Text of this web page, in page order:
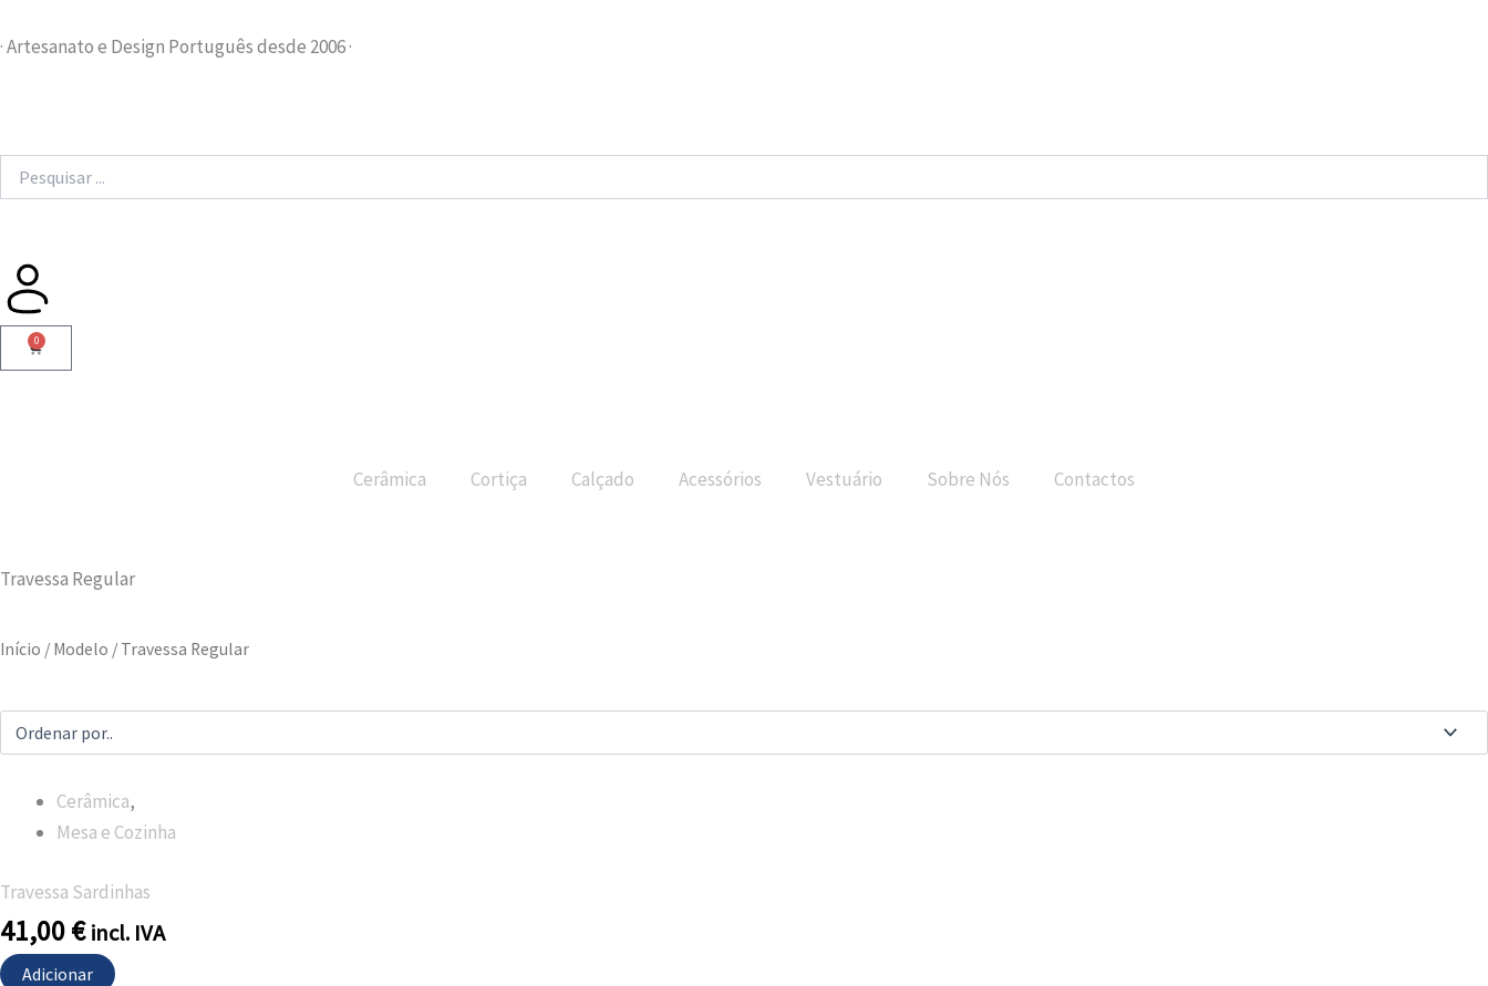
to
· Artesanato e Design Português desde 2006 ·
0
Cart
Cerâmica Cortiça Calçado Acessórios Vestuário Sobre Nós Contactos
Travessa Regular
Início / Modelo / Travessa Regular
Cerâmica,
Mesa e Cozinha
Travessa Sardinhas
41,00€ incl. IVA
Adicionar